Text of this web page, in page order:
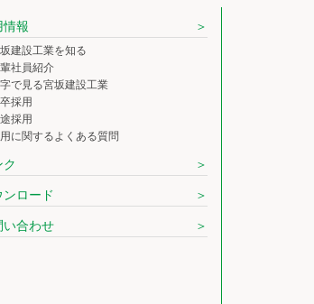
情報
建設工業を知る
社員紹介
で見る宮坂建設工業
採用
採用
に関するよくある質問
ク
ンロード
い合わせ